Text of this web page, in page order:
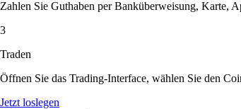
Zahlen Sie Guthaben per Banküberweisung, Karte,
3
Traden
Öffnen Sie das Trading-Interface, wählen Sie den
Jetzt loslegen